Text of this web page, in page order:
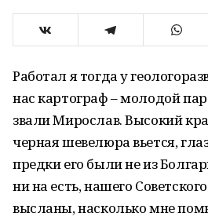
Работал я тогда у
нас картограф – молодой
звали Мирослав. Высокий
черная шевелюра вьется,
предки его были не из
ни на есть, нашего
высланы, насколько мне